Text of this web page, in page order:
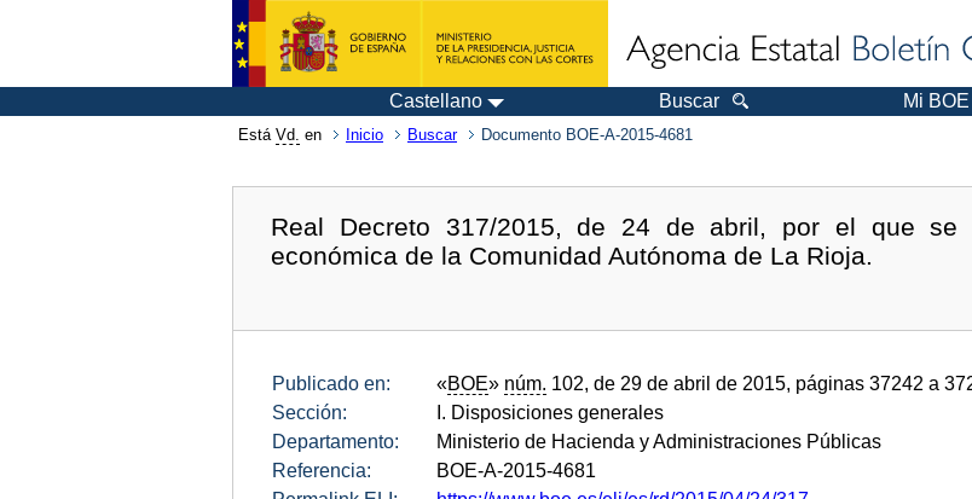
Castellano Buscar Mi BOE
Está Vd. en Inicio Buscar Documento BOE-A-2015-4681
Real Decreto 317/2015, de 24 de abril, por el que se
económica de la Comunidad Autónoma de La Rioja.
Publicado en: «BOE» núm. 102, de 29 de abril de 2015, páginas 37242 a
Sección:
I. Disposiciones generales
Departamento:
Ministerio de Hacienda y Administraciones Públicas
Referencia:
BOE-A-2015-4681